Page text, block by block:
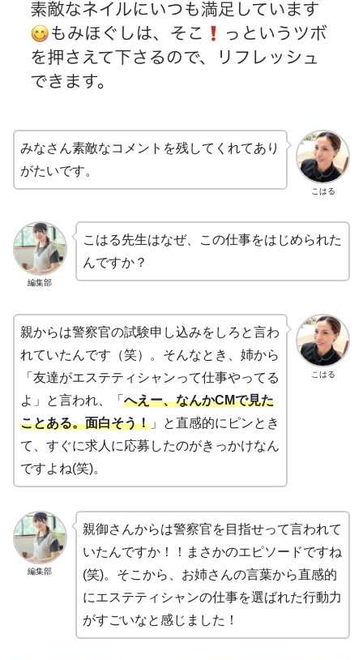
こはる
みなさん素敵なコメントを残してくれてあり
がたいです。
編集部
こはる先生はなぜ、この仕事をはじめられた
んですか？
こはる
親からは警察官の試験申し込みをしろと言わ
れていたんです（笑）。そんなとき、姉から
「友達がエステティシャンって仕事やってる
よ」と言われ、「 へえー、なんかCMで見た
ことある。面白そう！ 」と直感的にピンとき
て、すぐに求人に応募したのがきっかけなん
ですよね(笑)。
編集部
親御さんからは警察官を目指せって言われて
いたんですか！！まさかのエピソードですね
(笑)。そこから、お姉さんの言葉から直感的
にエステティシャンの仕事を選ばれた行動力
がすごいなと感じました！